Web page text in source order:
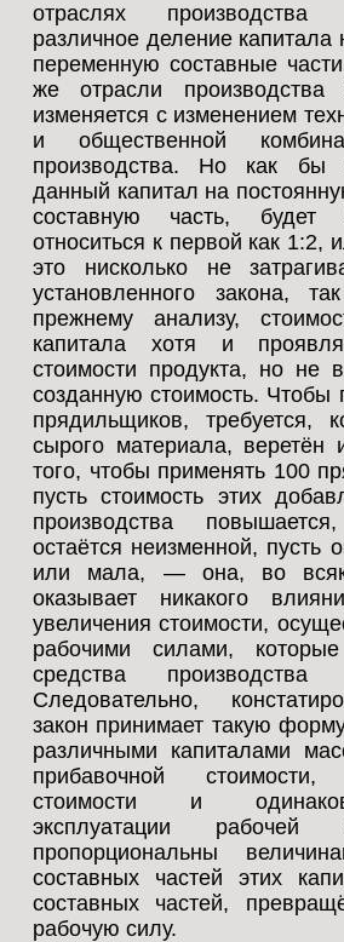
отраслях
различное деление капитала
переменную составные
же отрасли производства
изменяется с изменением
и общественной
производства. Но как бы
данный капитал на
составную часть, будет
относиться к первой как 1:2,
это нисколько не
установленного закона,
прежнему анализу,
капитала хотя и
стоимости продукта, но не
созданную стоимость. Чтобы
прядильщиков, требуется,
сырого материала,
того, чтобы применять 100
пусть стоимость этих
производства
остаётся неизменной, пусть
или мала, — она, во
оказывает никакого
увеличения стоимости,
рабочими силами,
средства
Следовательно,
закон принимает такую
различными капиталами
прибавочной
стоимости и
эксплуатации
пропорциональны
составных частей этих
составных частей,
рабочую силу.